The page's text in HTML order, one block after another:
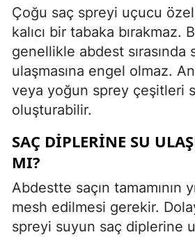
Çoğu saç spreyi uçucu
kalıcı bir tabaka bırakmaz.
genellikle abdest sırasında
ulaşmasına engel olmaz.
veya yoğun sprey çeşitleri
oluşturabilir.
SAÇ DIPLERINE SU
MI?
Abdestte saçın tamamının
mesh edilmesi gerekir.
spreyi suyun saç diplerine